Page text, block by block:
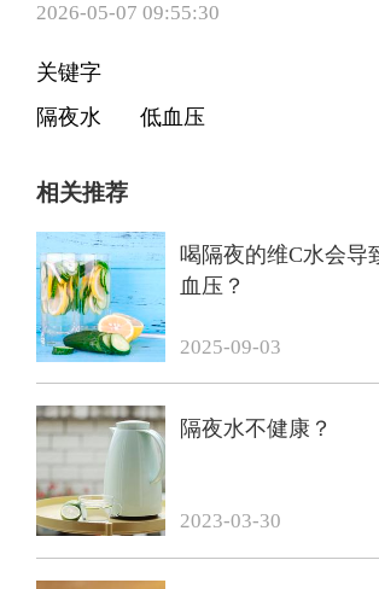
2026-05-07 09:55:30
关键字
隔夜水
低血压
相关推荐
喝隔夜的维C水会导
血压？
2025-09-03
隔夜水不健康？
2023-03-30